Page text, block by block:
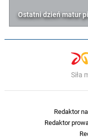
Ostatni dzień matur
Siła
Redaktor
Redaktor